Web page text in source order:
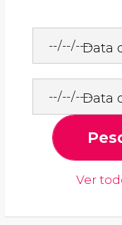
Data
Data
Ver